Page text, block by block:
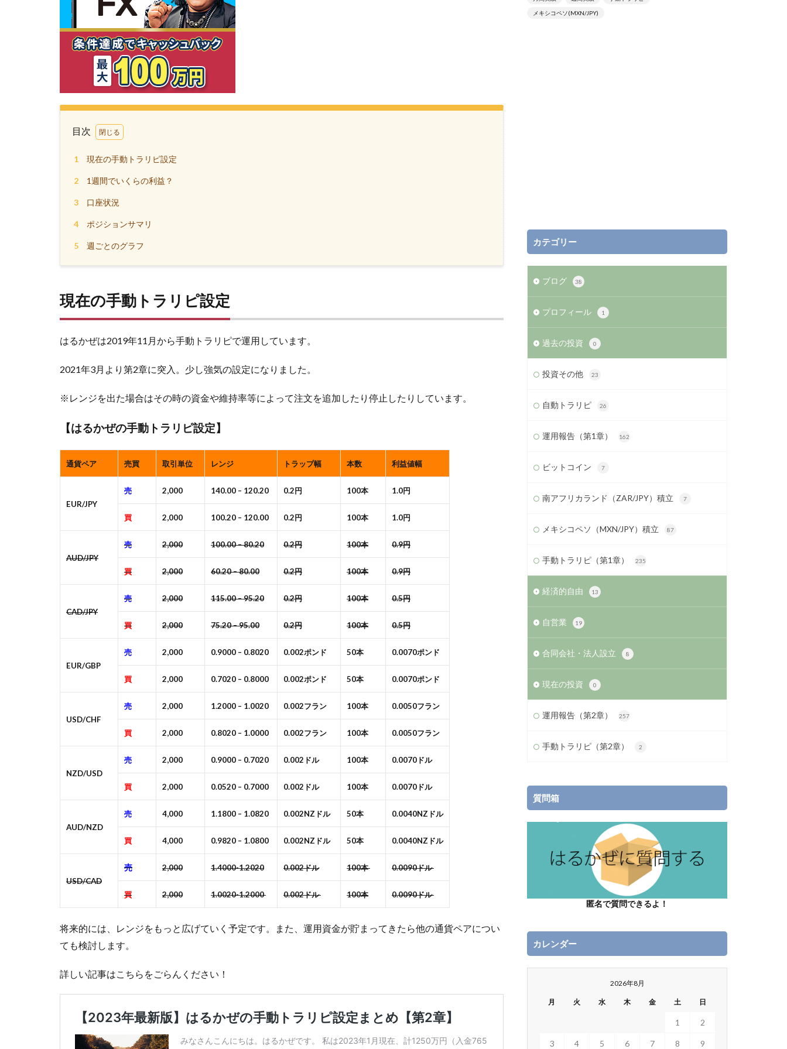
目次
1 現在の手動トラリピ設定
2 1週間でいくらの利益？
3 口座状況
4 ポジションサマリ
5 週ごとのグラフ
現在の手動トラリピ設定
はるかぜは2019年11月から手動トラリピで運用しています。
2021年3月より第2章に突入。少し強気の設定になりました。
※レンジを出た場合はその時の資金や維持率等によって注文を追加したり停止したりしています。
【はるかぜの手動トラリピ設定】
通貨ペア 売買 取引単位 レンジ トラップ幅 本数 利益値幅
EUR/JPY
売 2,000 140.00 – 120.20 0.2円 100本 1.0円
買 2,000 100.20 – 120.00 0.2円 100本 1.0円
AUD/JPY
売 2,000 100.00 – 80.20 0.2円 100本 0.9円
買 2,000 60.20 – 80.00 0.2円 100本 0.9円
CAD/JPY
売 2,000 115.00 – 95.20 0.2円 100本 0.5円
買 2,000 75.20 – 95.00 0.2円 100本 0.5円
EUR/GBP
売 2,000 0.9000 – 0.8020 0.002ポンド 50本 0.0070ポンド
買 2,000 0.7020 – 0.8000 0.002ポンド 50本 0.0070ポンド
USD/CHF
売 2,000 1.2000 – 1.0020 0.002フラン 100本 0.0050フラン
買 2,000 0.8020 – 1.0000 0.002フラン 100本 0.0050フラン
NZD/USD
売 2,000 0.9000 – 0.7020 0.002ドル 100本 0.0070ドル
買 2,000 0.0520 – 0.7000 0.002ドル 100本 0.0070ドル
AUD/NZD
売 4,000 1.1800 – 1.0820 0.002NZドル 50本 0.0040NZドル
買 4,000 0.9820 – 1.0800 0.002NZドル 50本 0.0040NZドル
USD/CAD
売 2,000 1.4000-1.2020 0.002ドル 100本 0.0090ドル
買 2,000 1.0020-1.2000 0.002ドル 100本 0.0090ドル
将来的には、レンジをもっと広げていく予定です。また、運用資金が貯まってきたら他の通貨ペアについ
ても検討します。
詳しい記事はこちらをごらんください！
メキシコペソ(MXN/JPY)
カテゴリー
ブログ 38
プロフィール 1
過去の投資 0
投資その他 23
自動トラリピ 26
運用報告（第1章） 162
ビットコイン 7
南アフリカランド（ZAR/JPY）積立 7
メキシコペソ（MXN/JPY）積立 87
手動トラリピ（第1章） 235
経済的自由 13
自営業 19
合同会社・法人設立 8
現在の投資 0
運用報告（第2章） 257
手動トラリピ（第2章） 2
質問箱
匿名で質問できるよ！
カレンダー
2026年8月
月 火 水 木 金 土 日
1 2
3 4 5 6 7 8 9